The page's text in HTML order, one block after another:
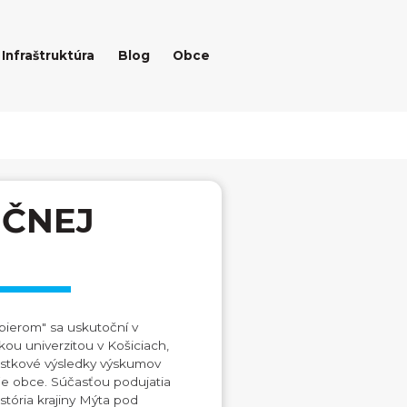
Infraštruktúra Blog Obce
sa uskutoční v
univerzitou v Košiciach,
výsledky výskumov
obce. Súčasťou podujatia
krajiny Mýta pod